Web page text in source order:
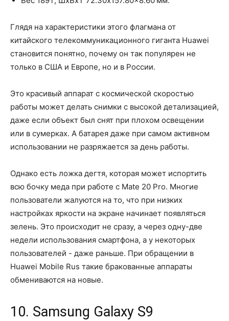
Глядя на характеристики этого флагмана от
китайского телекоммуникационного гиганта Huawei
становится понятно, почему он так популярен не
только в США и Европе, но и в России.
Это красивый аппарат с космической скоростью
работы может делать снимки с высокой детализацией,
даже если объект был снят при плохом освещении
или в сумерках. А батарея даже при самом активном
использовании не разряжается за день работы.
Однако есть ложка дегтя, которая может испортить
всю бочку меда при работе с Mate 20 Pro. Многие
пользователи жалуются на то, что при низких
настройках яркости на экране начинает появляться
зелень. Это происходит не сразу, а через одну-две
недели использования смартфона, а у некоторых
пользователей - даже раньше. При обращении в
Huawei Mobile Rus такие бракованные аппараты
обмениваются на новые.
10. Samsung Galaxy S9